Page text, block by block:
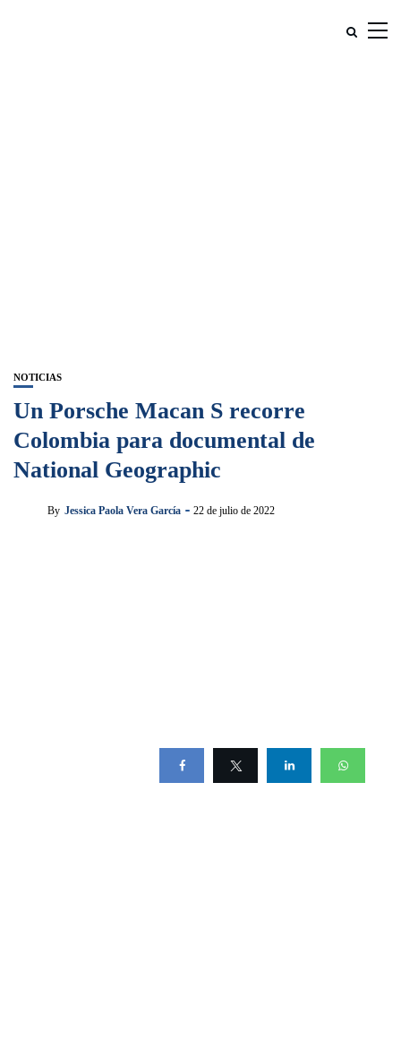
NOTICIAS
Un Porsche Macan S recorre
Colombia para documental de
National Geographic
By Jessica Paola Vera García 22 de julio de 2022